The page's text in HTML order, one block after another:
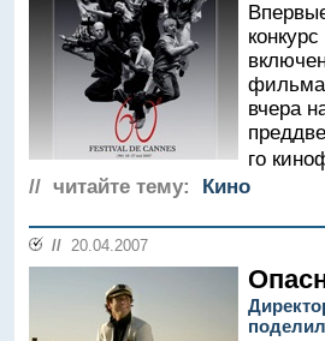
вчера
го
// читайте тему:
Кино
// 20.04.2007